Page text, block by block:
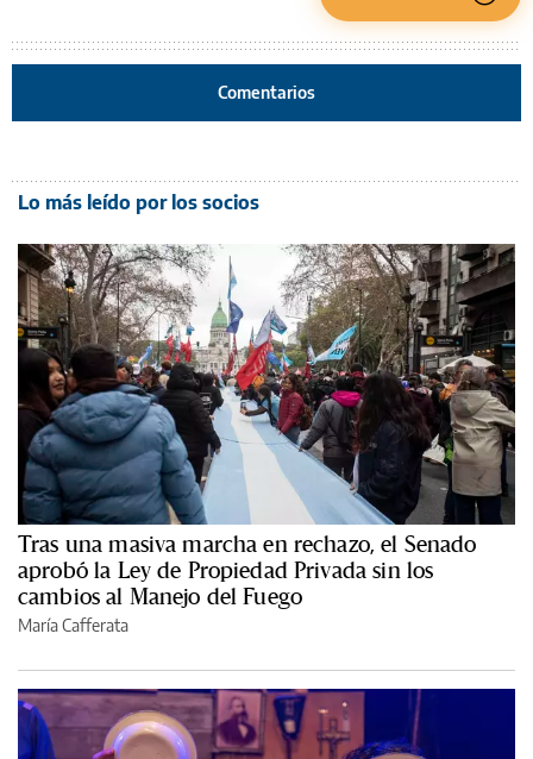
Comentarios
Lo más leído por los socios
Tras una masiva marcha en rechazo, el Senado
aprobó la Ley de Propiedad Privada sin los
cambios al Manejo del Fuego
María Cafferata